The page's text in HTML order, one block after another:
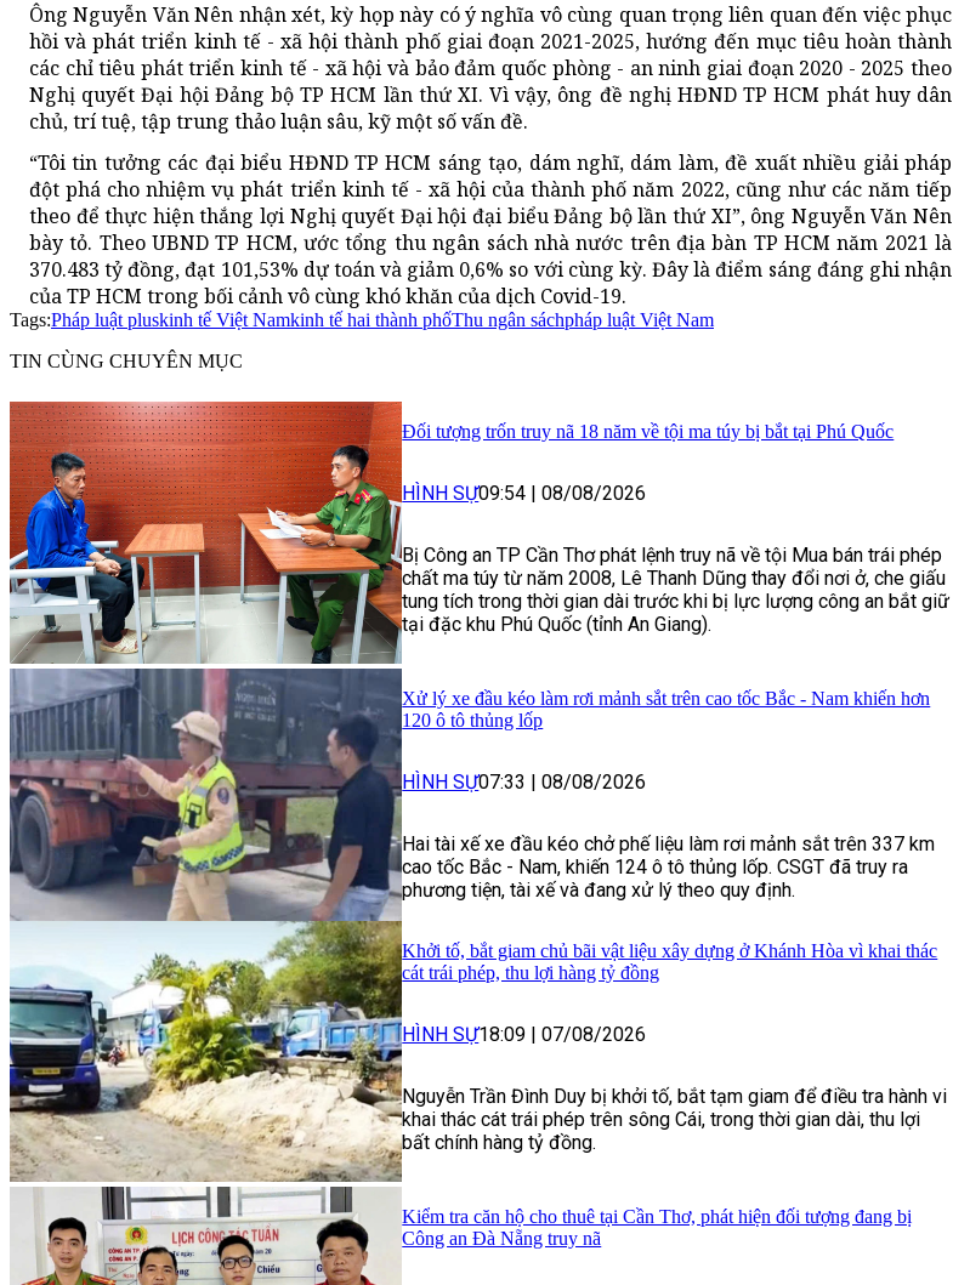
Ông Nguyễn Văn Nên nhận xét, kỳ họp này có ý nghĩa vô cùng quan trọng liên quan đến việc phục
hồi và phát triển kinh tế - xã hội thành phố giai đoạn 2021-2025, hướng đến mục tiêu hoàn thành
các chỉ tiêu phát triển kinh tế - xã hội và bảo đảm quốc phòng - an ninh giai đoạn 2020 - 2025 theo
Nghị quyết Đại hội Đảng bộ TP HCM lần thứ XI. Vì vậy, ông đề nghị HĐND TP HCM phát huy dân
chủ, trí tuệ, tập trung thảo luận sâu, kỹ một số vấn đề.
“Tôi tin tưởng các đại biểu HĐND TP HCM sáng tạo, dám nghĩ, dám làm, đề xuất nhiều giải pháp
đột phá cho nhiệm vụ phát triển kinh tế - xã hội của thành phố năm 2022, cũng như các năm tiếp
theo để thực hiện thắng lợi Nghị quyết Đại hội đại biểu Đảng bộ lần thứ XI”, ông Nguyễn Văn Nên
bày tỏ. Theo UBND TP HCM, ước tổng thu ngân sách nhà nước trên địa bàn TP HCM năm 2021 là
370.483 tỷ đồng, đạt 101,53% dự toán và giảm 0,6% so với cùng kỳ. Đây là điểm sáng đáng ghi nhận
của TP HCM trong bối cảnh vô cùng khó khăn của dịch Covid-19.
Tags:Pháp luật pluskinh tế Việt Namkinh tế hai thành phốThu ngân sáchpháp luật Việt Nam
TIN CÙNG CHUYÊN MỤC
Đối tượng trốn truy nã 18 năm về tội ma túy bị bắt tại Phú Quốc
HÌNH SỰ09:54 08/08/2026
Bị Công an TP Cần Thơ phát lệnh truy nã về tội Mua bán trái phép
chất ma túy từ năm 2008, Lê Thanh Dũng thay đổi nơi ở, che giấu
tung tích trong thời gian dài trước khi bị lực lượng công an bắt giữ
tại đặc khu Phú Quốc (tỉnh An Giang).
Xử lý xe đầu kéo làm rơi mảnh sắt trên cao tốc Bắc - Nam khiến hơn
120 ô tô thủng lốp
HÌNH SỰ07:33 | 08/08/2026
Hai tài xế xe đầu kéo chở phế liệu làm rơi mảnh sắt trên 337 km
cao tốc Bắc - Nam, khiến 124 ô tô thủng lốp. CSGT đã truy ra
phương tiện, tài xế và đang xử lý theo quy định.
Khởi tố, bắt giam chủ bãi vật liệu xây dựng ở Khánh Hòa vì khai thác
cát trái phép, thu lợi hàng tỷ đồng
HÌNH SỰ18:09 | 07/08/2026
Nguyễn Trần Đình Duy bị khởi tố, bắt tạm giam để điều tra hành vi
khai thác cát trái phép trên sông Cái, trong thời gian dài, thu lợi
bất chính hàng tỷ đồng.
Kiểm tra căn hộ cho thuê tại Cần Thơ, phát hiện đối tượng đang bị
Công an Đà Nẵng truy nã